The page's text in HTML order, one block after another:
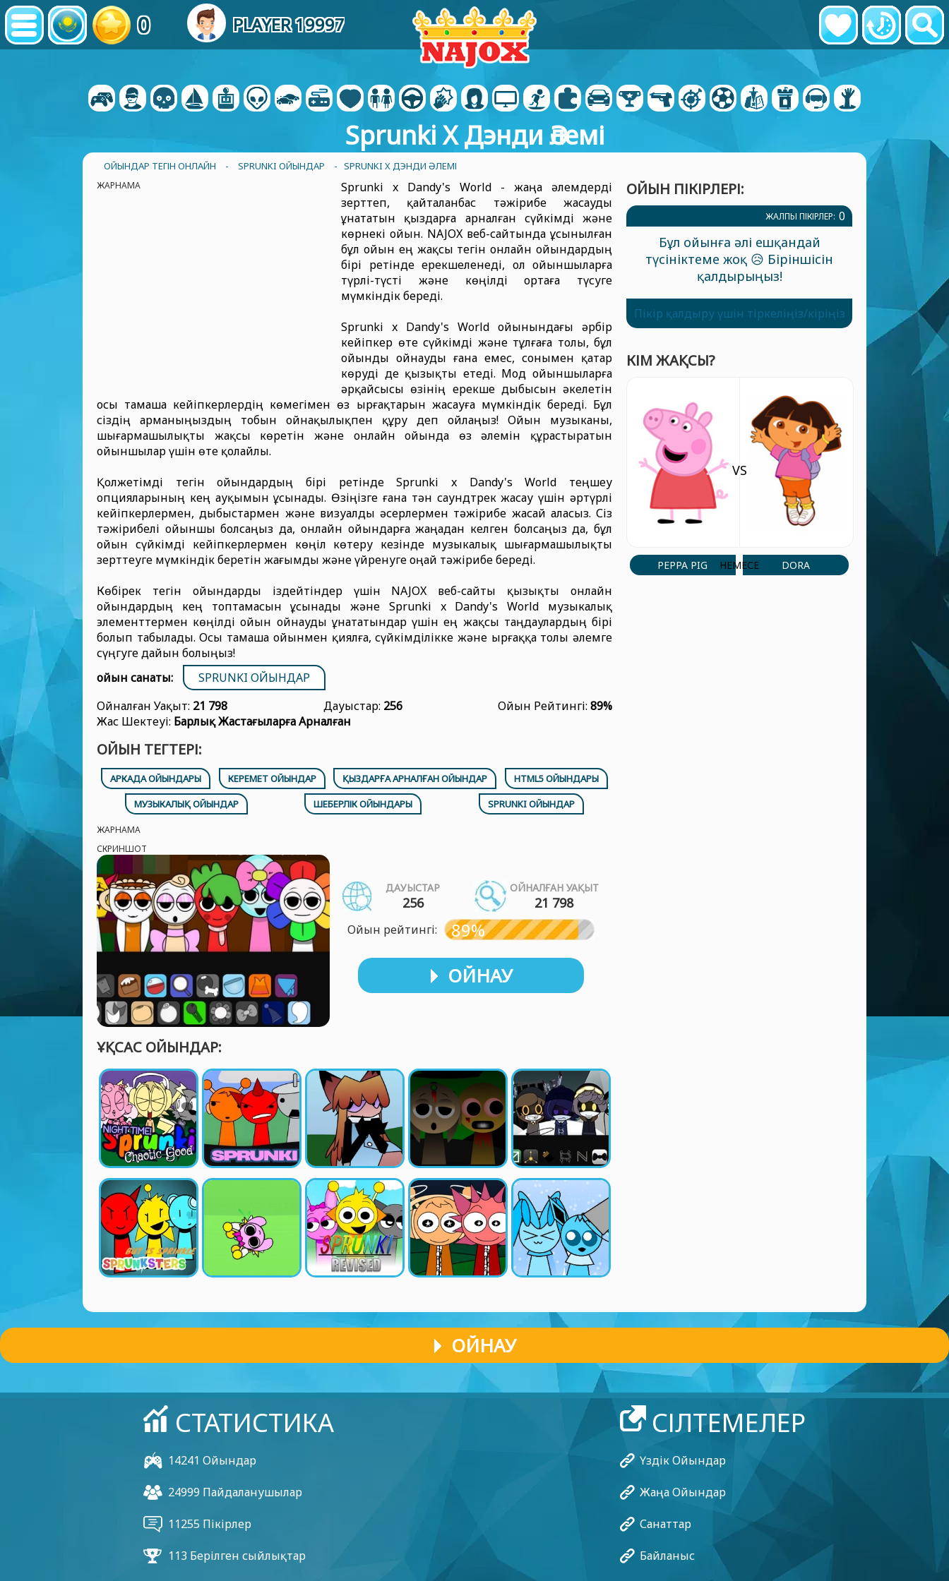
0 PLAYER 19997
Sprunki X Дэнди Әлемі
ОЙЫНДАР ТЕГІН ОНЛАЙН - SPRUNKI ОЙЫНДАР - SPRUNKI X ДЭНДИ ӘЛЕМІ
ЖАРНАМА
Sprunki x Dandy's World - жаңа әлемдерді
зерттеп, қайталанбас тәжірибе жасауды
ұнататын қыздарға арналған сүйкімді және
көрнекі ойын. NAJOX веб-сайтында ұсынылған
бұл ойын ең жақсы тегін онлайн ойындардың
бірі ретінде ерекшеленеді, ол ойыншыларға
түрлі-түсті және көңілді ортаға түсуге
мүмкіндік береді.
Sprunki x Dandy's World ойынындағы әрбір
кейіпкер өте сүйкімді және тұлғаға толы, бұл
ойынды ойнауды ғана емес, сонымен қатар
көруді де қызықты етеді. Мод ойыншыларға
әрқайсысы өзінің ерекше дыбысын әкелетін
осы тамаша кейіпкерлердің көмегімен өз ырғақтарын жасауға мүмкіндік береді. Бұл
сіздің арманыңыздың тобын ойнақылықпен құру деп ойлаңыз! Ойын музыканы,
шығармашылықты жақсы көретін және онлайн ойында өз әлемін құрастыратын
ойыншылар үшін өте қолайлы.
Қолжетімді тегін ойындардың бірі ретінде Sprunki x Dandy's World теңшеу
опцияларының кең ауқымын ұсынады. Өзіңізге ғана тән саундтрек жасау үшін әртүрлі
кейіпкерлермен, дыбыстармен және визуалды әсерлермен тәжірибе жасай аласыз. Сіз
тәжірибелі ойыншы болсаңыз да, онлайн ойындарға жаңадан келген болсаңыз да, бұл
ойын сүйкімді кейіпкерлермен көңіл көтеру кезінде музыкалық шығармашылықты
зерттеуге мүмкіндік беретін жағымды және үйренуге оңай тәжірибе береді.
Көбірек тегін ойындарды іздейтіндер үшін NAJOX веб-сайты қызықты онлайн
ойындардың кең топтамасын ұсынады және Sprunki x Dandy's World музыкалық
элементтермен көңілді ойын ойнауды ұнататындар үшін ең жақсы таңдаулардың бірі
болып табылады. Осы тамаша ойынмен қиялға, сүйкімділікке және ырғаққа толы әлемге
сүңгуге дайын болыңыз!
ойын санаты:
SPRUNKI ОЙЫНДАР
Ойналған Уақыт: 21 798 Дауыстар: 256 Ойын Рейтингі: 89%
Жас Шектеуі: Барлық Жастағыларға Арналған
ОЙЫН ТЕГТЕРІ:
АРКАДА ОЙЫНДАРЫ КЕРЕМЕТ ОЙЫНДАР ҚЫЗДАРҒА АРНАЛҒАН ОЙЫНДАР
HTML5 ОЙЫНДАРЫ
МУЗЫКАЛЫҚ ОЙЫНДАР
ШЕБЕРЛІК ОЙЫНДАРЫ SPRUNKI ОЙЫНДАР
ЖАРНАМА
СКРИНШОТ
ДАУЫСТАР
256
ОЙНАЛҒАН УАҚЫТ
21 798
Ойын рейтингі: 89%
ОЙНАУ
ҰҚСАС ОЙЫНДАР:
ОЙЫН ПІКІРЛЕРІ:
ЖАЛПЫ ПІКІРЛЕР: 0
Бұл ойынға әлі ешқандай
түсініктеме жоқ 😥 Біріншісін
қалдырыңыз!
Пікір қалдыру үшін тіркеліңіз/кіріңіз
КІМ ЖАҚСЫ?
PEPPA PIG
VS
НЕМЕСЕ DORA
ОЙНАУ
СТАТИСТИКА
14241 Ойындар
24999 Пайдаланушылар
11255 Пікірлер
113 Берілген сыйлықтар
СІЛТЕМЕЛЕР
Үздік Ойындар
Жаңа Ойындар
Санаттар
Байланыс